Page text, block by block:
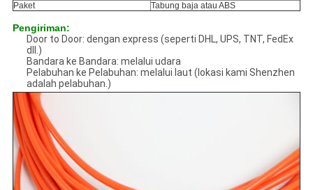
Paket
Tabung baja atau ABS
Pengiriman:
Door to Door: dengan express (seperti DHL, UPS, TNT, FedEx
dll.)
Bandara ke Bandara: melalui udara
Pelabuhan ke Pelabuhan: melalui laut (lokasi kami Shenzhen
adalah pelabuhan.)